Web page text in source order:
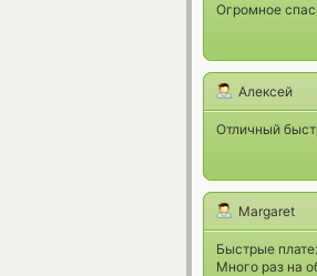
Огромное
Алексей
Отличный
Margaret
Быстрые
Много раз на